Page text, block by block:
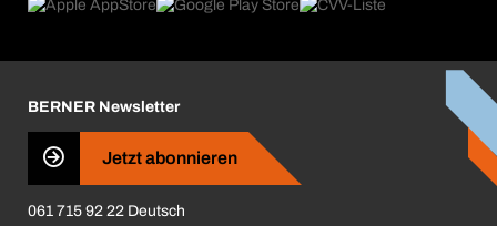
Was uns antreibt
Business Conduct
BERNER Newsletter
Jetzt abonnieren
061 715 92 22 Deutsch